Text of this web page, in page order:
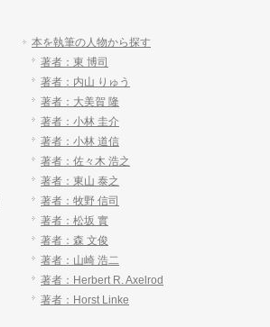
本を執筆の人物から探す
著者：東 博司
著者：内山 りゅう
著者：大美賀 隆
著者：小林 圭介
著者：小林 道信
著者：佐々木 浩之
著者：東山 泰之
著者：牧野 信司
著者：松坂 實
著者：森 文俊
著者：山崎 浩二
著者：Herbert R. Axelrod
著者：Horst Linke